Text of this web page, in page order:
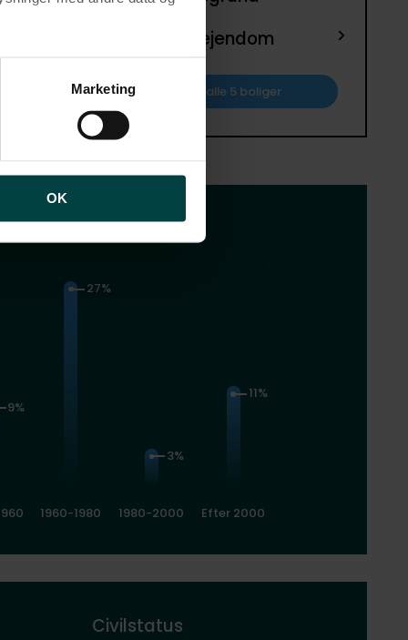
af cookies samt
af personoplysninger
Marketing
OK
Landejendom
Se alle 5 boliger
er boligerne fra
9%
27%
1960-1980
3%
1980-2000
11%
Efter 2000
Civilstatus